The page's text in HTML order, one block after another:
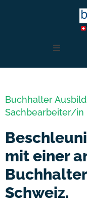
HR
Über
Buchhalter
Sachbearbeiter/in
mit einer
Schweiz.